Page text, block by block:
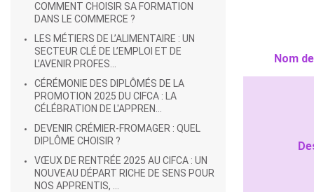
COMMENT CHOISIR SA FORMATION
DANS LE COMMERCE ?
LES MÉTIERS DE L’ALIMENTAIRE : UN
SECTEUR CLÉ DE L’EMPLOI ET DE
L’AVENIR PROFES...
CÉRÉMONIE DES DIPLÔMÉS DE LA
PROMOTION 2025 DU CIFCA : LA
CÉLÉBRATION DE L'APPREN...
DEVENIR CRÉMIER-FROMAGER : QUEL
DIPLÔME CHOISIR ?
VŒUX DE RENTRÉE 2025 AU CIFCA : UN
NOUVEAU DÉPART RICHE DE SENS POUR
NOS APPRENTIS, ...
Nom